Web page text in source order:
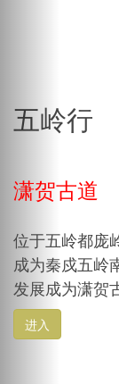
五岭行
潇贺古道
位于五岭都庞
成为秦戍五岭
发展成为潇贺
进入